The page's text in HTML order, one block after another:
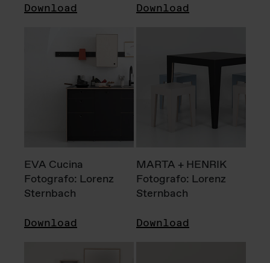
Download Download
EVA Cucina
Fotografo: Lorenz
Sternbach
Download
MARTA + HENRIK
Fotografo: Lorenz
Sternbach
Download